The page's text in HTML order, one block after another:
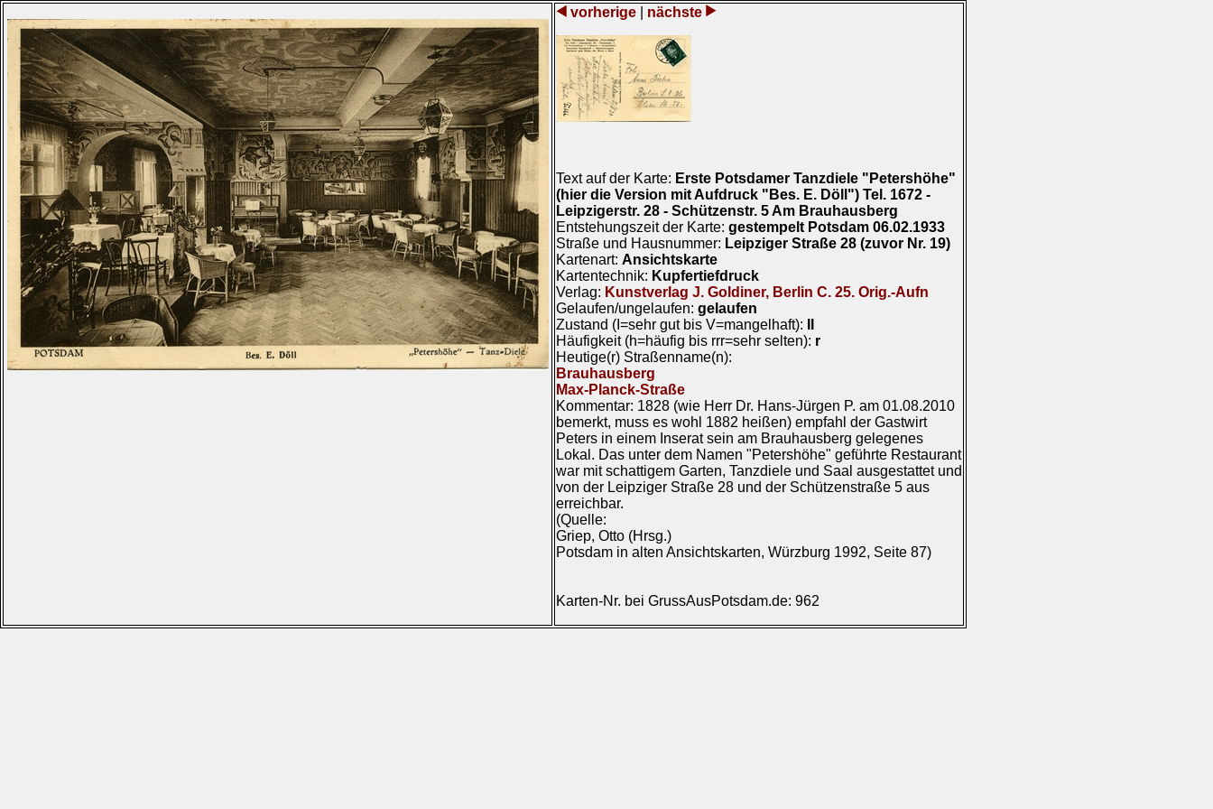
vorherige nächste
Text auf der Karte: Erste Potsdamer Tanzdiele "Petershöhe"
(hier die Version mit Aufdruck "Bes. E. Döll") Tel. 1672 -
Leipzigerstr. 28 - Schützenstr. 5 Am Brauhausberg
Entstehungszeit der Karte: gestempelt Potsdam 06.02.1933
Straße und Hausnummer: Leipziger Straße 28 (zuvor Nr. 19)
Kartenart: Ansichtskarte
Kartentechnik: Kupfertiefdruck
Verlag: Kunstverlag J. Goldiner, Berlin C. 25. Orig.-Aufn
Gelaufen/ungelaufen: gelaufen
Zustand (I=sehr gut bis V=mangelhaft):
Häufigkeit (h=häufig bis rrr=sehr selten): r
Heutige(r) Straßenname(n):
Brauhausberg
Max-Planck-Straße
Kommentar: 1828 (wie Herr Dr. Hans-Jürgen P. am 01.08.2010
bemerkt, muss es wohl 1882 heißen) empfahl der Gastwirt
Peters in einem Inserat sein am Brauhausberg gelegenes
Lokal. Das unter dem Namen "Petershöhe" geführte Restaurant
war mit schattigem Garten, Tanzdiele und Saal ausgestattet und
von der Leipziger Straße 28 und der Schützenstraße 5 aus
erreichbar.
(Quelle:
Griep, Otto (Hrsg.)
Potsdam in alten Ansichtskarten, Würzburg 1992, Seite 87)
Karten-Nr. bei GrussAusPotsdam.de: 962